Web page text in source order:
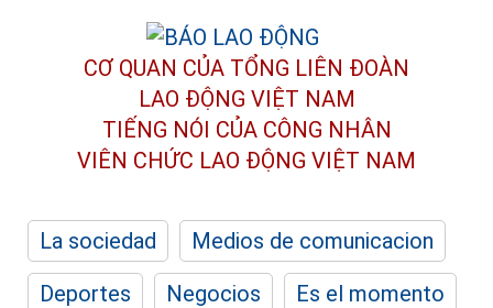
CƠ QUAN CỦA TỔNG LIÊN ĐOÀN
LAO ĐỘNG VIỆT NAM
TIẾNG NÓI CỦA CÔNG NHÂN
VIÊN CHỨC LAO ĐỘNG VIỆT NAM
La sociedad
Medios de comunicacion
Deportes
Negocios
Es el momento